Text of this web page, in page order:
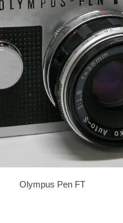
Olympus Pen FT